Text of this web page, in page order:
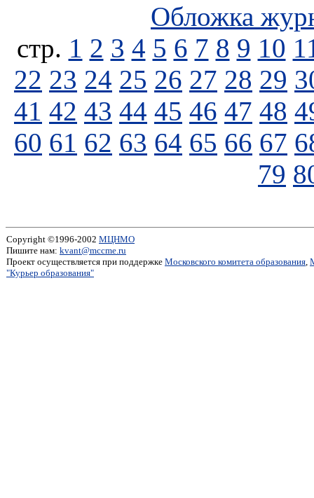
Обложка
стp. 1 2 3 4 5 6 7 8 9 10
22 23 24 25 26 27 28 29
41 42 43 44 45 46 47 48
60 61 62 63 64 65 66 67
79
Copyright ©1996-2002 МЦНМО
Пишите нам: kvant@mccme.ru
Проект осуществляется при поддержке Московского комитета образования,
"Курьер образования"